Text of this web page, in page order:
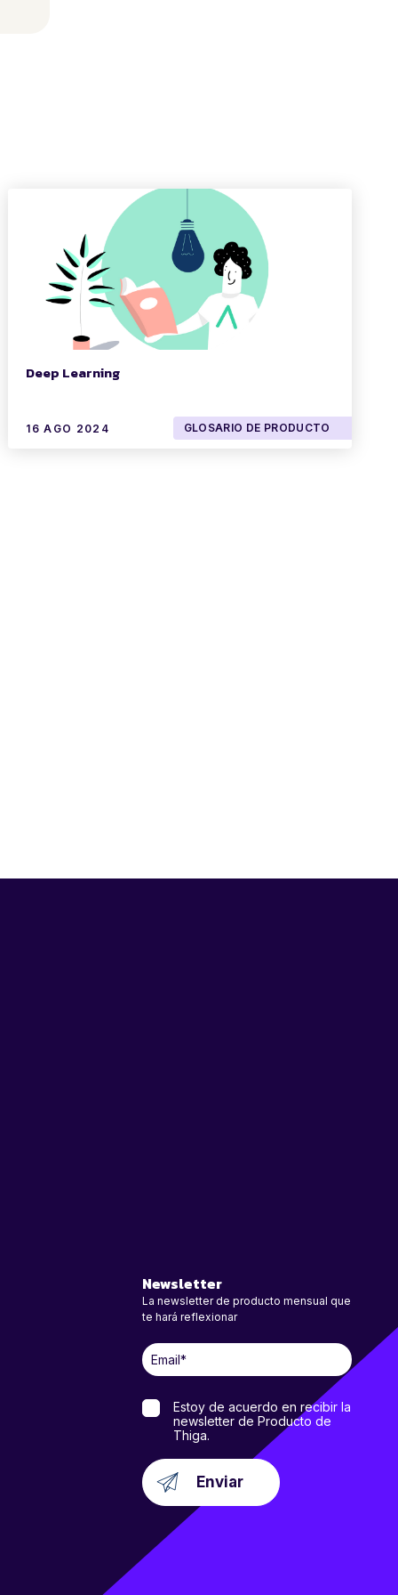
Deep Learning
16 AGO 2024 GLOSARIO DE PRODUCTO
Newsletter
La newsletter de producto mensual que
te hará reflexionar
Estoy de acuerdo en recibir la
newsletter de Producto de
Thiga.